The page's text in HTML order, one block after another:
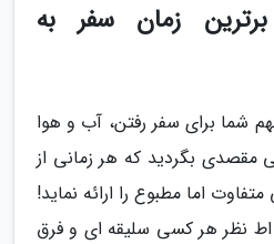
زمان سفر به
شما برای سفر رفتن، آب و هوا
مقصدی بگردید که هر زمانی از
اما مطبوع را ارائه نماید!
نظر هر کسی سلیقه ای و فرق